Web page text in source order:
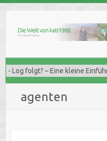
content
agenten